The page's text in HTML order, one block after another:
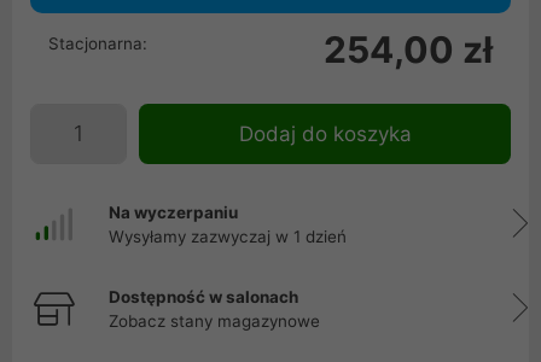
Stacjonarna: 254,00 zł
Dodaj do koszyka
Na wyczerpaniu
Wysyłamy zazwyczaj w 1 dzień
Dostępność w salonach
Zobacz stany magazynowe